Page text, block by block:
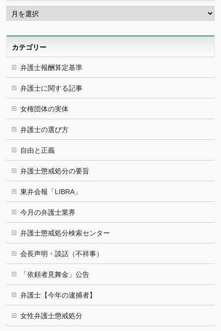
ア
ー
カ
カテゴリー
弁護士報酬算定基準
弁護士に関する記事
女権団体の実体
弁護士の選び方
自由と正義
弁護士懲戒処分の要旨
東弁会報「LIBRA」
今月の弁護士業界
弁護士懲戒処分検索センター
会長声明・談話（不祥事）
「依頼者見舞金」公告
弁護士【今年の逮捕者】
女性弁護士懲戒処分